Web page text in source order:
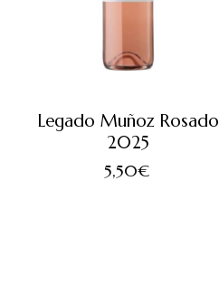
Legado Muñoz Rosado
2025
5,50€